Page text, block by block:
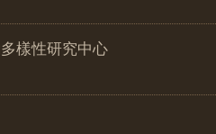
樣性研究中心